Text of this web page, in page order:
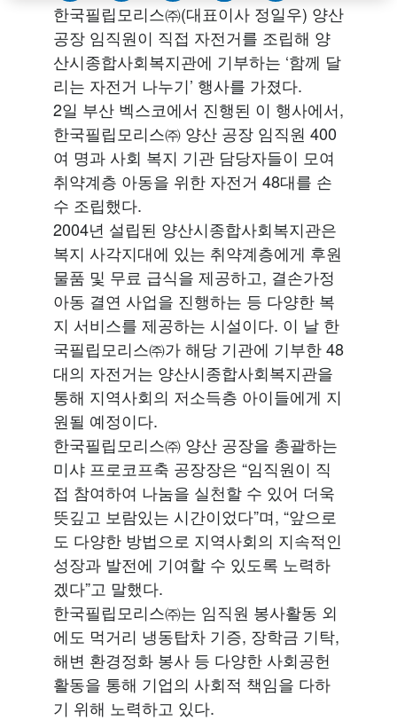
한국필립모리스㈜(대표이사 정일우) 양산
공장 임직원이 직접 자전거를 조립해 양
산시종합사회복지관에 기부하는 ‘함께 달
리는 자전거 나누기’ 행사를 가졌다.
2일 부산 벡스코에서 진행된 이 행사에서,
한국필립모리스㈜ 양산 공장 임직원 400
여 명과 사회 복지 기관 담당자들이 모여
취약계층 아동을 위한 자전거 48대를 손
수 조립했다.
2004년 설립된 양산시종합사회복지관은
복지 사각지대에 있는 취약계층에게 후원
물품 및 무료 급식을 제공하고, 결손가정
아동 결연 사업을 진행하는 등 다양한 복
지 서비스를 제공하는 시설이다. 이 날 한
국필립모리스㈜가 해당 기관에 기부한 48
대의 자전거는 양산시종합사회복지관을
통해 지역사회의 저소득층 아이들에게 지
원될 예정이다.
한국필립모리스㈜ 양산 공장을 총괄하는
미샤 프로코프축 공장장은 “임직원이 직
접 참여하여 나눔을 실천할 수 있어 더욱
뜻깊고 보람있는 시간이었다”며, “앞으로
도 다양한 방법으로 지역사회의 지속적인
성장과 발전에 기여할 수 있도록 노력하
겠다”고 말했다.
한국필립모리스㈜는 임직원 봉사활동 외
에도 먹거리 냉동탑차 기증, 장학금 기탁,
해변 환경정화 봉사 등 다양한 사회공헌
활동을 통해 기업의 사회적 책임을 다하
기 위해 노력하고 있다.